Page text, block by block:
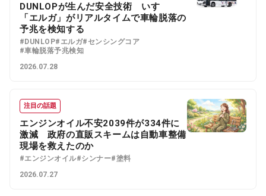
DUNLOPが生んだ安全技術 いすゞ
「エルガ」がリアルタイムで車輪脱落の
予兆を検知する
#DUNLOP#エルガ#センシングコア
#車輪脱落予兆検知
2026.07.28
注目の話題
エンジンオイル不安2039件が334件に
激減 政府の直販スキームは自動車整備
現場を救えたのか
#エンジンオイル#シンナー#塗料
2026.07.27